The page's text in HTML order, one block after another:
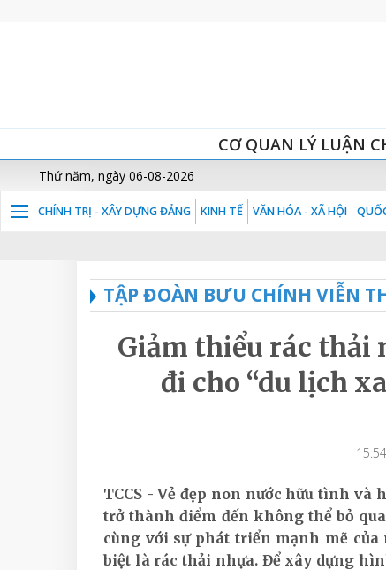
CƠ QUAN LÝ LUẬN
Thứ năm, ngày 06-08-2026
CHÍNH TRỊ - XÂY DỰNG ĐẢNG KINH TẾ VĂN HÓA - XÃ HỘI
TẬP ĐOÀN BƯU CHÍNH VIỄN
Giảm thiểu rác thải
đi cho “du lịch
TCCS - Vẻ đẹp non nước hữu tình
trở thành điểm đến không thể bỏ
cùng với sự phát triển mạnh mẽ
biệt là rác thải nhựa. Để xây dựng